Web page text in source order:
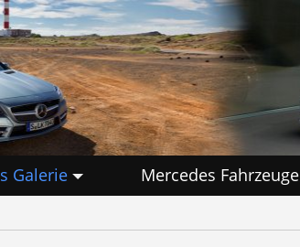
Galerie Mercedes Fahrzeuge